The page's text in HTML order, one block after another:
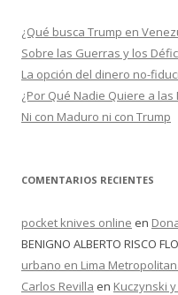
:
¿Qué busca Trump en
Sobre las Guerras y los
La opción del dinero no-
¿Por Qué Nadie Quiere a las
Ni con Maduro ni con Trump
COMENTARIOS RECIENTES
pocket knives online en
BENIGNO ALBERTO RISCO
urbano en Lima
Carlos Revilla en Kuczynski